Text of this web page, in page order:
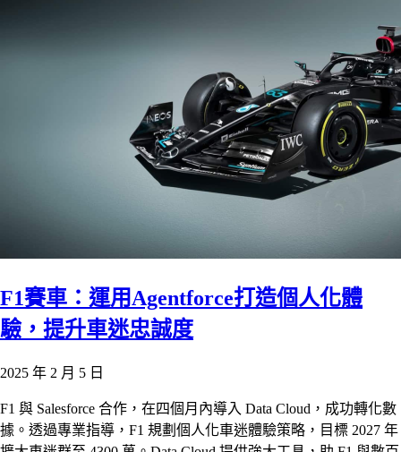
F1賽車：運用Agentforce打造個人化體
驗，提升車迷忠誠度
2025 年 2 月 5 日
F1 與 Salesforce 合作，在四個月內導入 Data Cloud，成功轉化數
據。透過專業指導，F1 規劃個人化車迷體驗策略，目標 2027 年